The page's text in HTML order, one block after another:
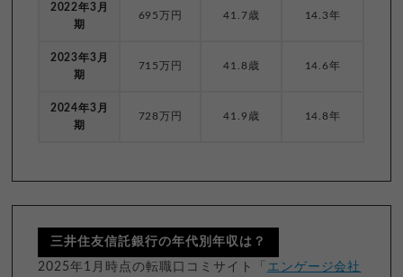
2022年3月
期
695万円 41.7歳 14.3年
2023年3月
期
715万円 41.8歳 14.6年
2024年3月
期
728万円 41.9歳 14.8年
三井住友信託銀行の年代別年収は？
2025年1月時点の転職口コミサイト「 エンゲージ会社